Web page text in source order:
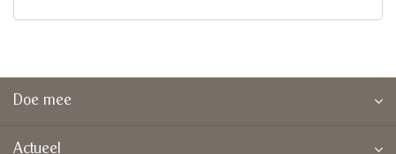
Doe mee
Actueel